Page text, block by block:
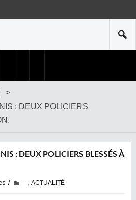
>
: DEUX POLICIERS
: DEUX POLICIERS BLESSÉS À
-, ACTUALITÉ